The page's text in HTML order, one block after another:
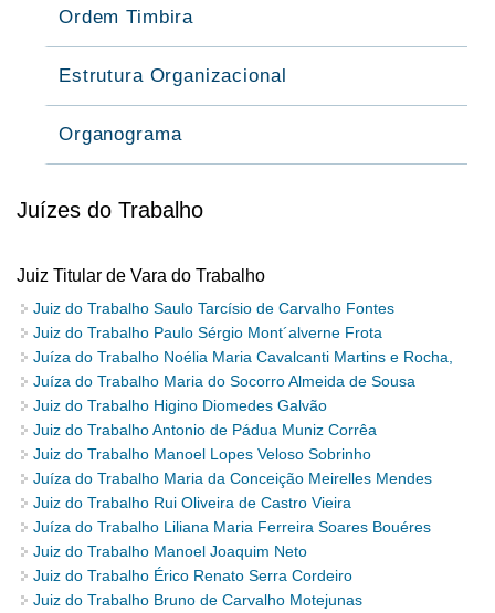
Juízes do Trabalho
Juiz Titular de Vara do Trabalho
Juiz do Trabalho Saulo Tarcísio de Carvalho Fontes
Juiz do Trabalho Paulo Sérgio Mont´alverne Frota
Juíza do Trabalho Noélia Maria Cavalcanti Martins e Rocha,
Juíza do Trabalho Maria do Socorro Almeida de Sousa
Juiz do Trabalho Higino Diomedes Galvão
Juiz do Trabalho Antonio de Pádua Muniz Corrêa
Juiz do Trabalho Manoel Lopes Veloso Sobrinho
Juíza do Trabalho Maria da Conceição Meirelles Mendes
Juiz do Trabalho Rui Oliveira de Castro Vieira
Juíza do Trabalho Liliana Maria Ferreira Soares Bouéres
Juiz do Trabalho Manoel Joaquim Neto
Juiz do Trabalho Érico Renato Serra Cordeiro
Juiz do Trabalho Bruno de Carvalho Motejunas
Ordem Timbira
Estrutura Organizacional
Organograma